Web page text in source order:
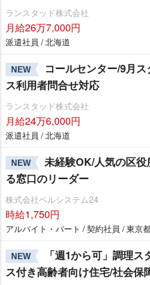
ランスタッド株式会社
月給26万7,000円
派遣社員 / 北海道
NEW
コールセンター/9月
ス利用者問合せ対応
ランスタッド株式会社
月給24万6,000円
派遣社員 / 北海道
NEW
未経験OK/人気の区
る窓口のリーダー
株式会社ベルシステム24
時給1,750円
アルバイト・パート / 契約社員 / 東京
NEW
「週1から可」調理
ス付き高齢者向け住宅/社会保